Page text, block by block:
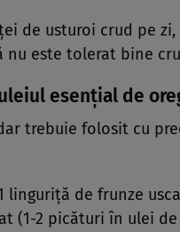
de usturoi crud pe
nu este tolerat bine
esențial de
trebuie folosit cu
linguriță de frunze
(1-2 picături în ulei